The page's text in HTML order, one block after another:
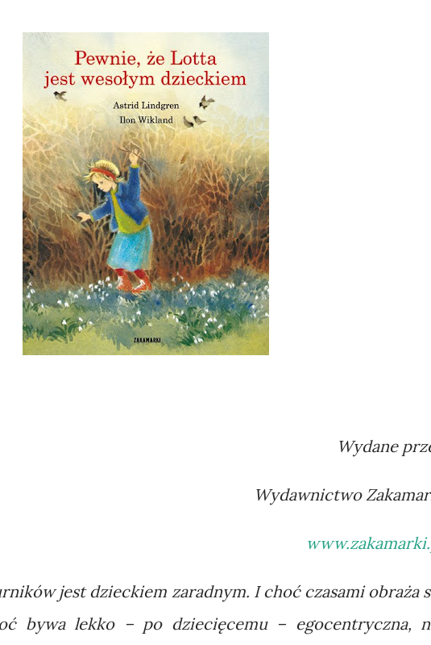
Wydane
Wydawnictwo
jest dzieckiem zaradnym. I choć czasami obraża
bywa lekko – po dziecięcemu – egocentryczna,